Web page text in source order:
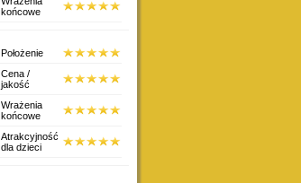
końcowe
Położenie
Cena /
jakość
Wrażenia
końcowe
Atrakcyjność
dla dzieci